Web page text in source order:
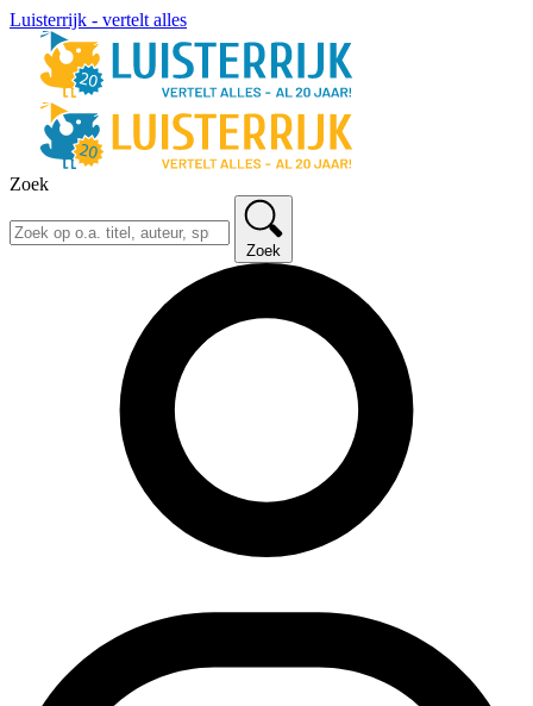
Luisterrijk - vertelt alles
Zoek
Zoek